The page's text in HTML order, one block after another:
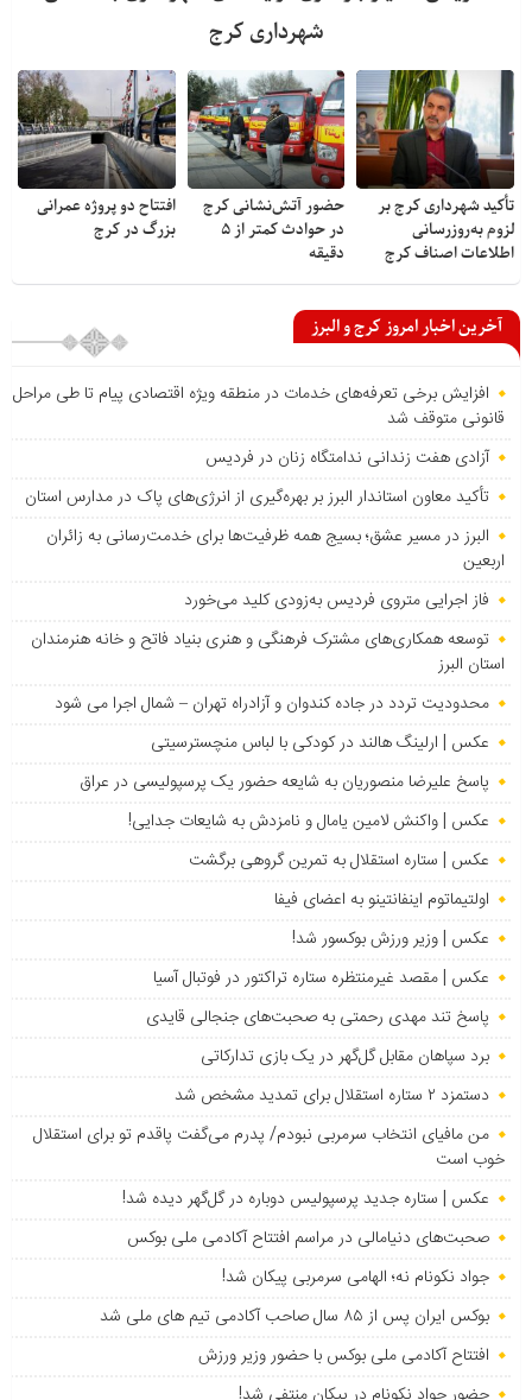
شهرداری کرج
تأکید شهرداری کرج بر
لزوم به‌روزرسانی
اطلاعات اصناف کرج
حضور آتش‌نشانی کرج
در حوادث کمتر از ۵
دقیقه
افتتاح دو پروژه عمرانی
بزرگ در کرج
آخرین اخبار امروز کرج و البرز
افزایش برخی تعرفه‌های خدمات در منطقه ویژه اقتصادی پیام تا طی مراحل
قانونی متوقف شد
آزادی هفت زندانی ندامتگاه زنان در فردیس
تأکید معاون استاندار البرز بر بهره‌گیری از انرژی‌های پاک در مدارس استان
البرز در مسیر عشق؛ بسیج همه ظرفیت‌ها برای خدمت‌رسانی به زائران
اربعین
فاز اجرایی متروی فردیس به‌زودی کلید می‌خورد
توسعه همکاری‌های مشترک فرهنگی و هنری بنیاد فاتح و خانه هنرمندان
استان البرز
محدودیت تردد در جاده کندوان و آزادراه تهران – شمال اجرا می شود
عکس | ارلینگ هالند در کودکی با لباس منچسترسیتی
پاسخ علیرضا منصوریان به شایعه حضور یک پرسپولیسی در عراق
عکس | واکنش لامین یامال و نامزدش به شایعات جدایی!
عکس | ستاره استقلال به تمرین گروهی برگشت
اولتیماتوم اینفانتینو به اعضای فیفا
عکس | وزیر ورزش بوکسور شد!
عکس | مقصد غیرمنتظره ستاره تراکتور در فوتبال آسیا
پاسخ تند مهدی رحمتی به صحبت‌های جنجالی قایدی
برد سپاهان مقابل گل‌گهر در یک بازی تدارکاتی
دستمزد ۲ ستاره استقلال برای تمدید مشخص شد
من مافیای انتخاب سرمربی نبودم/ پدرم می‌گفت پاقدم تو برای استقلال
خوب است
عکس | ستاره جدید پرسپولیس دوباره در گل‌گهر دیده شد!
صحبت‌های دنیامالی در مراسم افتتاح آکادمی ملی بوکس
جواد نکونام نه؛ الهامی سرمربی پیکان شد!
بوکس ایران پس از ۸۵ سال صاحب آکادمی تیم های ملی شد
افتتاح آکادمی ملی بوکس با حضور وزیر ورزش